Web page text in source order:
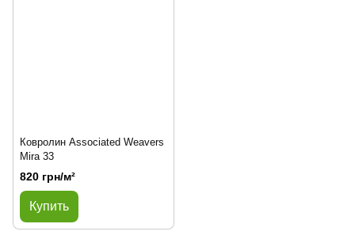
Ковролин Associated Weavers
Mira 33
820 грн/м²
Купить